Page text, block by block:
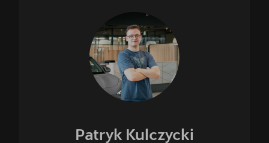
Patryk Kulczycki